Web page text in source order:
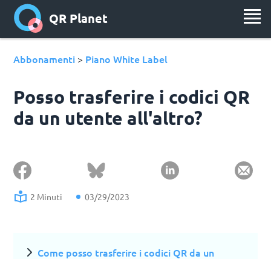
QR Planet
Abbonamenti > Piano White Label
Posso trasferire i codici QR
da un utente all'altro?
2 Minuti 03/29/2023
Come posso trasferire i codici QR da un